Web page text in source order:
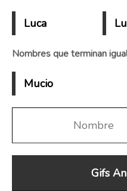
Luca
Nombres que terminan
Mucio
Gifs